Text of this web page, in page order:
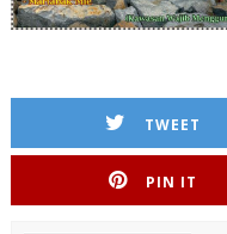
TWEET
PIN IT